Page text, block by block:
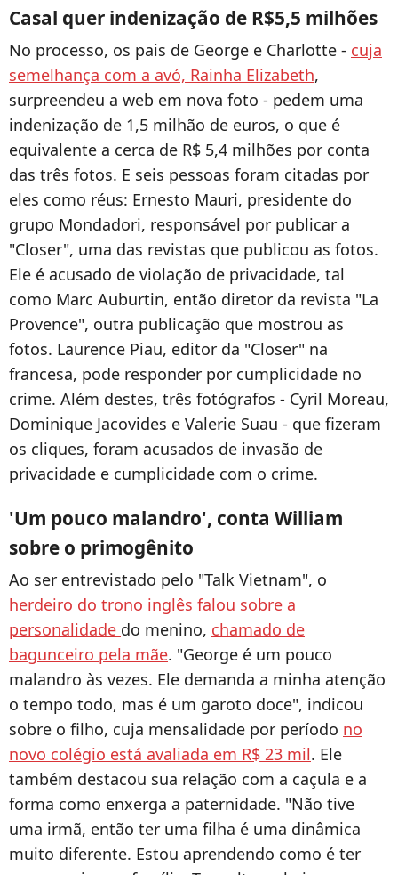
Casal quer indenização de R$5,5 milhões
No processo, os pais de George e Charlotte - cuja
semelhança com a avó, Rainha Elizabeth,
surpreendeu a web em nova foto - pedem uma
indenização de 1,5 milhão de euros, o que é
equivalente a cerca de R$ 5,4 milhões por conta
das três fotos. E seis pessoas foram citadas por
eles como réus: Ernesto Mauri, presidente do
grupo Mondadori, responsável por publicar a
"Closer", uma das revistas que publicou as fotos.
Ele é acusado de violação de privacidade, tal
como Marc Auburtin, então diretor da revista "La
Provence", outra publicação que mostrou as
fotos. Laurence Piau, editor da "Closer" na
francesa, pode responder por cumplicidade no
crime. Além destes, três fotógrafos - Cyril Moreau,
Dominique Jacovides e Valerie Suau - que fizeram
os cliques, foram acusados de invasão de
privacidade e cumplicidade com o crime.
'Um pouco malandro', conta William
sobre o primogênito
Ao ser entrevistado pelo "Talk Vietnam", o
herdeiro do trono inglês falou sobre a
personalidade do menino, chamado de
bagunceiro pela mãe. "George é um pouco
malandro às vezes. Ele demanda a minha atenção
o tempo todo, mas é um garoto doce", indicou
sobre o filho, cuja mensalidade por período no
novo colégio está avaliada em R$ 23 mil. Ele
também destacou sua relação com a caçula e a
forma como enxerga a paternidade. "Não tive
uma irmã, então ter uma filha é uma dinâmica
muito diferente. Estou aprendendo como é ter